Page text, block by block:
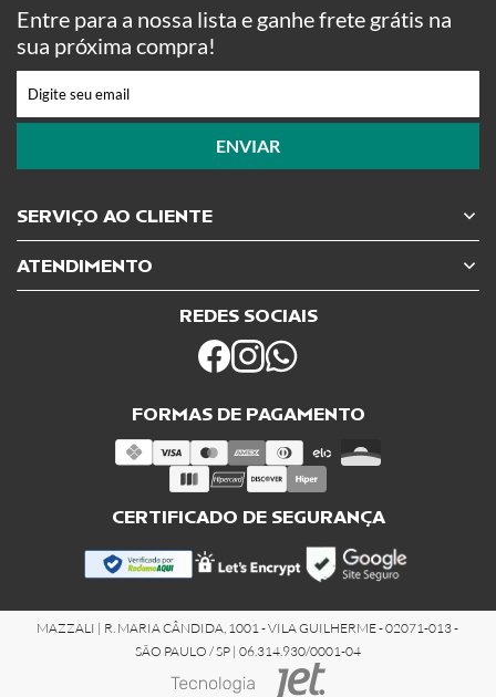
SERVIÇO AO CLIENTE
ATENDIMENTO
REDES SOCIAIS
FORMAS DE PAGAMENTO
CERTIFICADO DE SEGURANÇA
Entre para a nossa lista e ganhe frete grátis na
sua próxima compra!
ENVIAR
MAZZALI | R. MARIA CÂNDIDA, 1001 - VILA GUILHERME - 02071-013 -
SÃO PAULO / SP | 06.314.930/0001-04